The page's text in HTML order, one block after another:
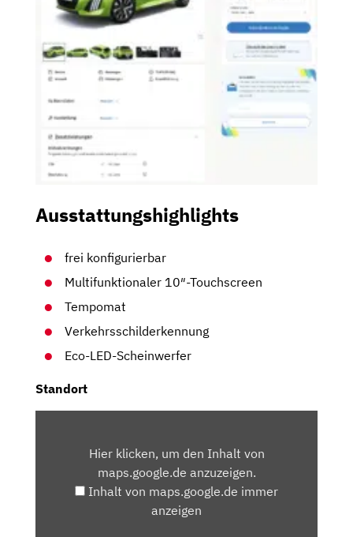
Ausstattungshighlights
frei konfigurierbar
Multifunktionaler 10″-Touchscreen
Tempomat
Verkehrsschilderkennung
Eco-LED-Scheinwerfer
Standort
MAPS.GOOGLE.DEHier klicken, um den Inhalt von
maps.google.de anzuzeigen.
Inhalt von maps.google.de immer
anzeigen